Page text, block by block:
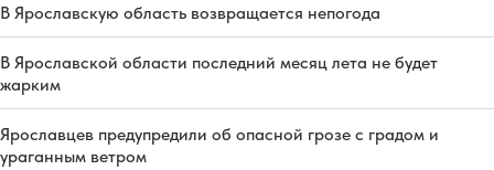
В Ярославскую область возвращается непогода
В Ярославской области последний месяц лета не будет
жарким
Ярославцев предупредили об опасной грозе с градом и
ураганным ветром